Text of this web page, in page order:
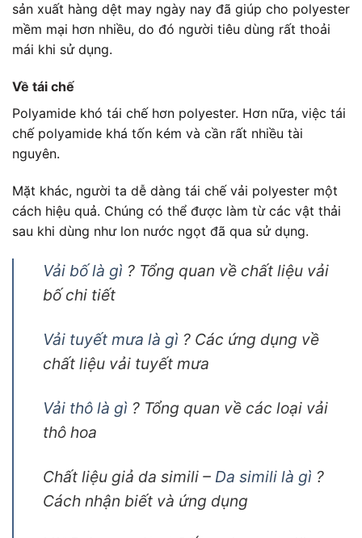
sản xuất hàng dệt may ngày nay đã giúp cho polyester
mềm mại hơn nhiều, do đó người tiêu dùng rất thoải
mái khi sử dụng.
Về tái chế
Polyamide khó tái chế hơn polyester. Hơn nữa, việc tái
chế polyamide khá tốn kém và cần rất nhiều tài
nguyên.
Mặt khác, người ta dễ dàng tái chế vải polyester một
cách hiệu quả. Chúng có thể được làm từ các vật thải
sau khi dùng như lon nước ngọt đã qua sử dụng.
Vải bố là gì ? Tổng quan về chất liệu vải
bố chi tiết
Vải tuyết mưa là gì ? Các ứng dụng về
chất liệu vải tuyết mưa
Vải thô là gì ? Tổng quan về các loại vải
thô hoa
Chất liệu giả da simili – Da simili là gì ?
Cách nhận biết và ứng dụng